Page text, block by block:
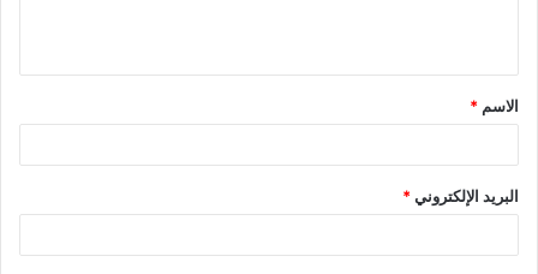
ق
*
الاسم *
البريد الإلكتروني*